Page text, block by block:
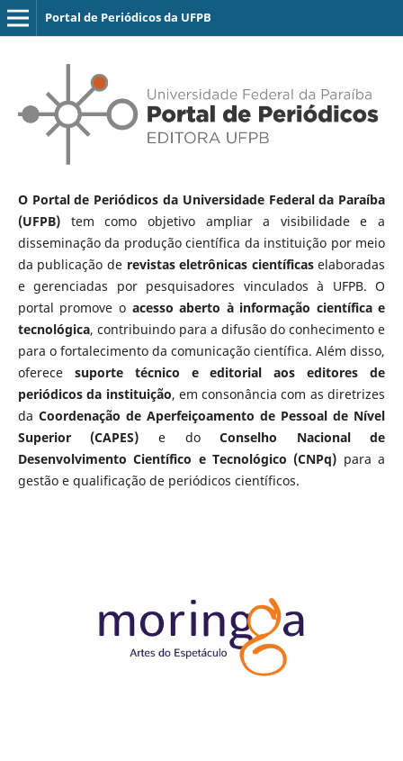
Portal de Periódicos da UFPB
O Portal de Periódicos da Universidade Federal da Paraíba
(UFPB)tem como objetivo ampliar a visibilidade e a
disseminação da produção científica da instituição por meio
da publicação de revistas eletrônicas científicaselaboradas
e gerenciadas por pesquisadores vinculados à UFPB. O
portal promove o acesso aberto à informação científica e
tecnológica, contribuindo para a difusão do conhecimento e
para o fortalecimento da comunicação científica. Além disso,
oferece suporte técnico e editorial aos editores de
periódicos da instituição, em consonância com as diretrizes
da Coordenação de Aperfeiçoamento de Pessoal de Nível
Superior (CAPES) e doConselho Nacional de
Desenvolvimento Científico e Tecnológico (CNPq) para a
gestão e qualificação de periódicos científicos.